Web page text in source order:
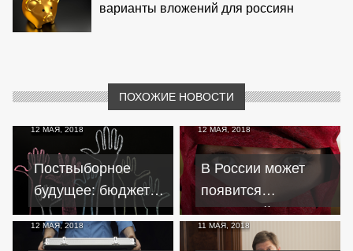
варианты вложений для россиян
ПОХОЖИЕ НОВОСТИ
12 МАЯ, 2018
Поствыборное
будущее: бюджет
без соцвыплат,
пенсий и
12 МАЯ, 2018
В России может
появится
исламский банкинг
12 МАЯ, 2018 11 МАЯ, 2018